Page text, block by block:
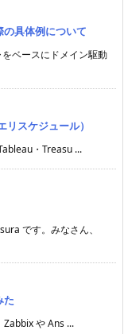
具体例について
ベースにドメイン駆動
スケジュール）
・Treasu ...
です。みなさん、
た
や Ans ...